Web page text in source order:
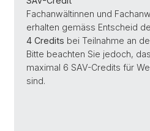
Fachanwältinnen und
erhalten gemäss Entscheid
4 Credits bei Teilnahme an
Bitte beachten Sie jedoch,
maximal 6 SAV-Credits für
sind.